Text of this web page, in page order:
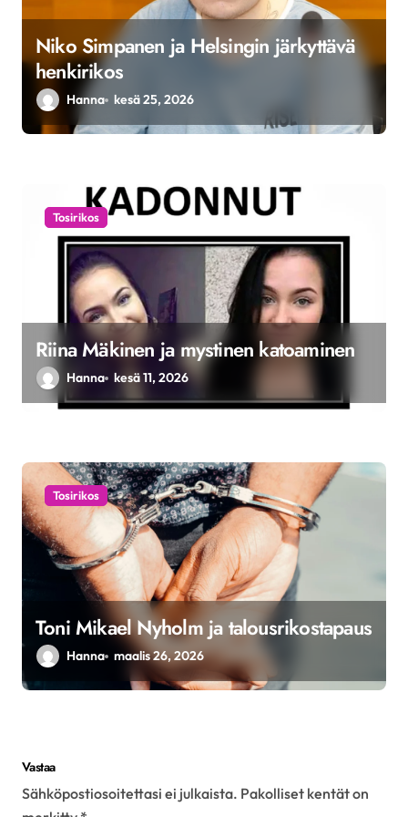
u
s Niko Simpanen ja Helsingin järkyttävä
henkirikos
Hanna kesä 25, 2026
Tosirikos
Riina Mäkinen ja mystinen katoaminen
Hanna kesä 11, 2026
Tosirikos
Toni Mikael Nyholm ja talousrikostapaus
Hanna maalis 26, 2026
Vastaa
Sähköpostiosoitettasi ei julkaista. Pakolliset kentät on